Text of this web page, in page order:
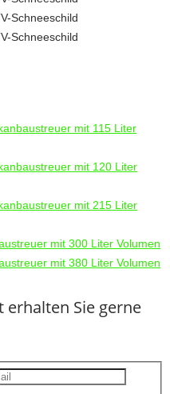
Schneeschild
Schneeschild
mit 115 Liter
mit 120 Liter
mit 215 Liter
mit 300 Liter Volumen
mit 380 Liter Volumen
erhalten Sie gerne